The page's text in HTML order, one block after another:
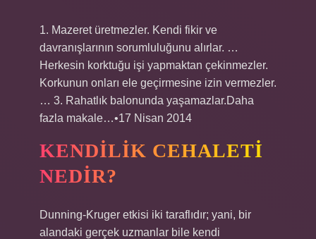
1. Mazeret üretmezler. Kendi fikir ve
davranışlarının sorumluluğunu alırlar. …
Herkesin korktuğu işi yapmaktan çekinmezler.
Korkunun onları ele geçirmesine izin vermezler.
… 3. Rahatlık balonunda yaşamazlar.Daha
fazla makale…•17 Nisan 2014
KENDILIK CEHALETI
NEDIR?
Dunning-Kruger etkisi iki taraflıdır; yani, bir
alandaki gerçek uzmanlar bile kendi